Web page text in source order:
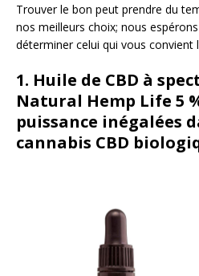
Trouver le bon peut prendre du
nos meilleurs choix; nous
déterminer celui qui vous convient
1. Huile de CBD à
Natural Hemp Life 5
puissance inégalées
cannabis CBD